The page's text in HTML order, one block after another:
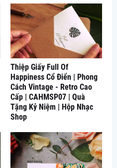
Thiệp Giấy Full Of
Happiness Cổ Điển | Phong
Cách Vintage - Retro Cao
Cấp | CAHMSP07 | Quà
Tặng Kỷ Niệm | Hộp Nhạc
Shop